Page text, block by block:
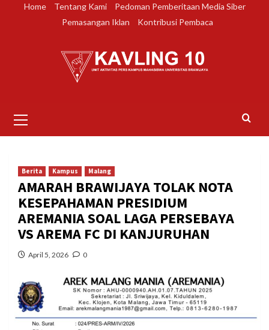
Home Tentang Kami
Pedoman Pemberitaan Media Siber
Pemasangan Iklan
Kontribusi Pembaca
Menu
Berita Kampus Malang
AMARAH BRAWIJAYA TOLAK NOTA
KESEPAHAMAN PRESIDIUM
AREMANIA SOAL LAGA PERSEBAYA
VS AREMA FC DI KANJURUHAN
April 5, 2026 0